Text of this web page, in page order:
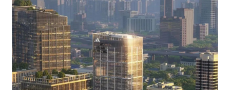
关于投稿
广告投放
关于我们
联系我们